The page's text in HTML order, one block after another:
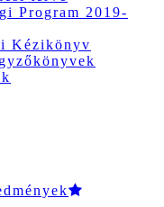
Program 2019-
Kézikönyv